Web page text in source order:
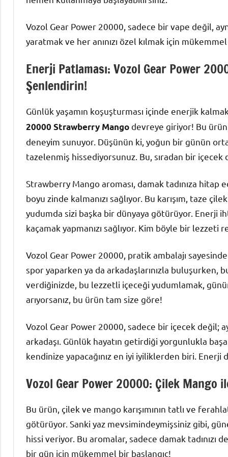
Vozol Gear Power 20000, sadece bir vape değil,
yaratmak ve her anınızı özel kılmak için
Enerji Patlaması: Vozol Gear Power
Şenlendirin!
Günlük yaşamın koşuşturması içinde enerjik
20000 Strawberry Mangodevreye giriyor! Bu
deneyim sunuyor. Düşünün ki, yoğun bir günün
tazelenmiş hissediyorsunuz. Bu, sıradan bir
Strawberry Mango aroması, damak tadınıza
boyu zinde kalmanızı sağlıyor. Bu karışım, taze
yudumda sizi başka bir dünyaya götürüyor. Enerji
kaçamak yapmanızı sağlıyor. Kim böyle bir lezzeti
Vozol Gear Power 20000, pratik ambalajı
spor yaparken ya da arkadaşlarınızla buluşurken,
verdiğinizde, bu lezzetli içeceği yudumlamak,
arıyorsanız, bu ürün tam size göre!
Vozol Gear Power 20000, sadece bir içecek değil;
arkadaşı. Günlük hayatın getirdiği yorgunlukla
kendinize yapacağınız en iyi iyiliklerden biri. Enerji
Vozol Gear Power 20000: Çilek Mango
Bu ürün, çilek ve mango karışımının tatlı ve
götürüyor. Sanki yaz mevsimindeymişsiniz gibi,
hissi veriyor. Bu aromalar, sadece damak tadınızı
bir gün için mükemmel bir başlangıç!